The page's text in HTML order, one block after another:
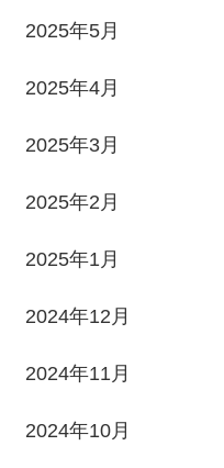
2025年5月
2025年4月
2025年3月
2025年2月
2025年1月
2024年12月
2024年11月
2024年10月